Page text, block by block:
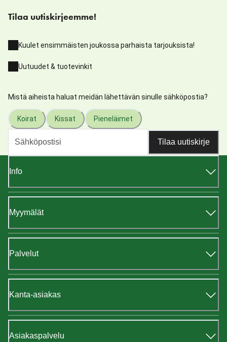
Tilaa uutiskirjeemme!
Kuulet ensimmäisten joukossa parhaista tarjouksista!
Uutuudet & tuotevinkit
Mistä aiheista haluat meidän lähettävän sinulle sähköpostia?
Koirat Kissat Pieneläimet
Tilaa uutiskirje
Info
Myymälät
Palvelut
Kanta-asiakas
Asiakaspalvelu